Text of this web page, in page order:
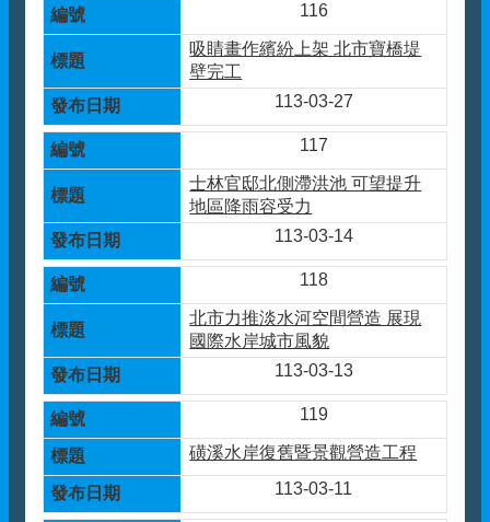
116
吸睛畫作繽紛上架 北市寶橋堤
壁完工
113-03-27
117
士林官邸北側滯洪池 可望提升
地區降雨容受力
113-03-14
118
北市力推淡水河空間營造 展現
國際水岸城市風貌
113-03-13
119
磺溪水岸復舊暨景觀營造工程
113-03-11